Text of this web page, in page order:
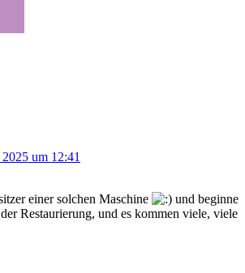
2025 um 12:41
einer solchen Maschine
und beginne
Restaurierung, und es kommen viele, viele